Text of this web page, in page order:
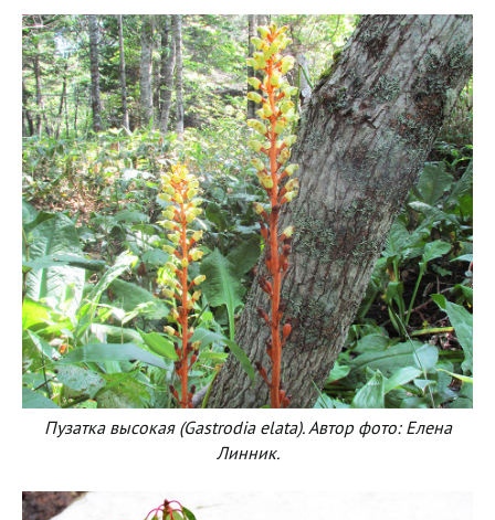
Пузатка высокая (Gastrodia elata). Автор фото: Елена
Линник.